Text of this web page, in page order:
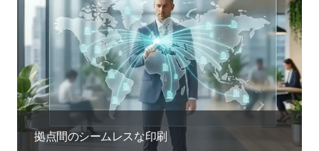
拠点間のシームレスな印刷